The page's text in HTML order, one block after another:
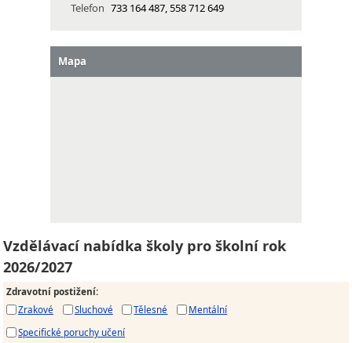
Telefon 733 164 487, 558 712 649
Mapa
Vzdělávací nabídka školy pro školní rok
2026/2027
Zdravotní postižení:
Zrakové
Sluchové Tělesné
Mentální
Specifické poruchy učení